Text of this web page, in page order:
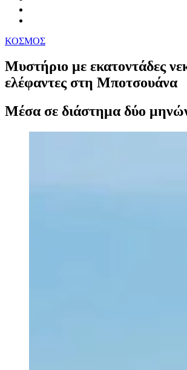
ΚΟΣΜΟΣ
Μυστήριο με εκατοντάδες
ελέφαντες στη Μποτσουάνα
Μέσα σε διάστημα δύο